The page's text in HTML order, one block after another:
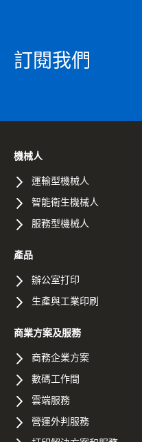
訂閱我們
機械人
運輸型機械人
智能衛生機械人
服務型機械人
產品
辦公室打印
生產與工業印刷
商業方案及服務
商務企業方案
數碼工作間
雲端服務
營運外判服務